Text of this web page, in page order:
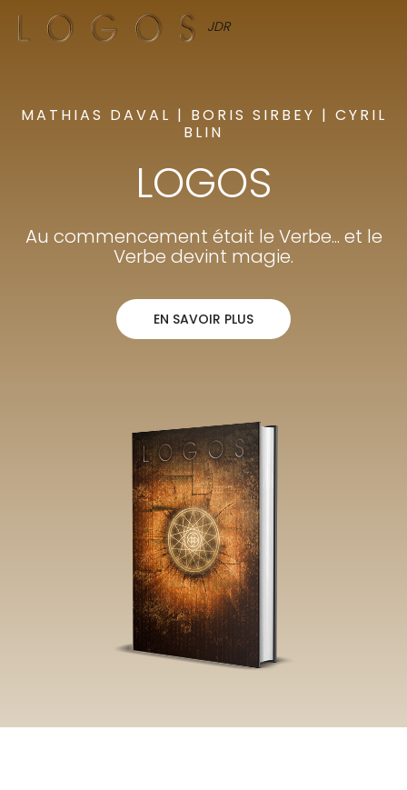
JDR
MATHIAS DAVAL | BORIS SIRBEY | CYRIL
BLIN
LOGOS
Au commencement était le Verbe... et le
Verbe devint magie.
EN SAVOIR PLUS